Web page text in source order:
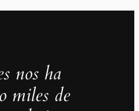
nos ha
miles de